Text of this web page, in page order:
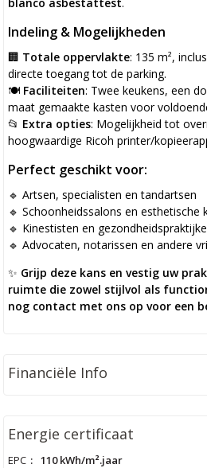
Indeling & Mogelijkheden
🏢 Totale oppervlakte: 135 m²,
directe toegang tot de parking.
🍽 Faciliteiten: Twee keukens, een
maat gemaakte kasten voor
📂 Extra opties: Mogelijkheid tot
hoogwaardige Ricoh printer/
Perfect geschikt voor:
🔹 Artsen, specialisten en tandartsen
🔹 Schoonheidssalons en esthetische
🔹 Kinestisten en
🔹 Advocaten, notarissen en andere
✨ Grijp deze kans en vestig uw
ruimte die zowel stijlvol als
nog contact met ons op voor een
Financiële Info
Energie certificaat
EPC : 110 kWh/m².jaar